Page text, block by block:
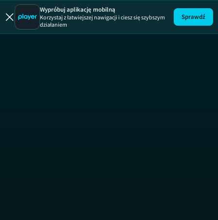
Regentka
Wypróbuj aplikację mobilną
Korzystaj z łatwiejszej nawigacji i ciesz się szybszym
działaniem
Sprawdź